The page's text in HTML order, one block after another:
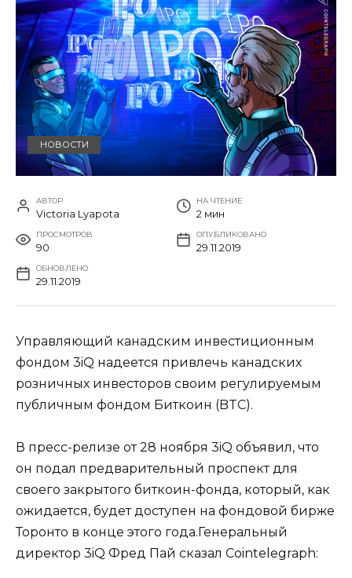
НОВОСТИ
АВТОР
Victoria Lyapota
НА ЧТЕНИЕ
2 мин
ПРОСМОТРОВ
90
ОПУБЛИКОВАНО
29.11.2019
ОБНОВЛЕНО
29.11.2019
Управляющий канадским инвестиционным
фондом 3iQ надеется привлечь канадских
розничных инвесторов своим регулируемым
публичным фондом Биткоин (BTC).
В пресс-релизе от 28 ноября 3iQ объявил, что
он подал предварительный проспект для
своего закрытого биткоин-фонда, который, как
ожидается, будет доступен на фондовой бирже
Торонто в конце этого года.Генеральный
директор 3iQ Фред Пай сказал Cointelegraph: